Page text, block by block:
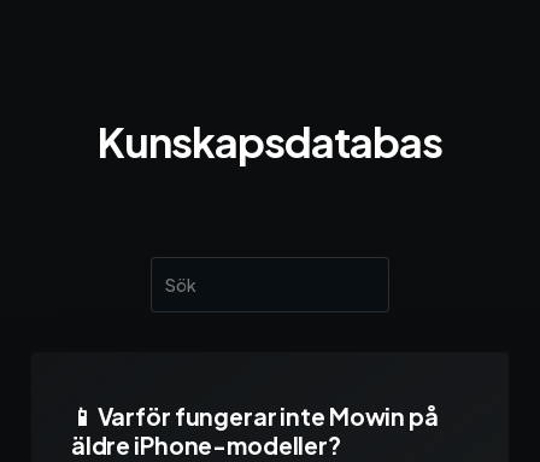
Kunskapsdatabas
📱 Varför fungerar inte Mowin på
äldre iPhone-modeller?